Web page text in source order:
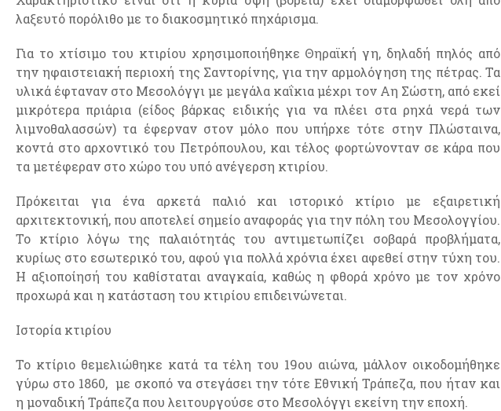
λαξευτό πορόλιθο με το διακοσμητικό πηχάρισμα.
Για το χτίσιμο του κτιρίου χρησιμοποιήθηκε Θηραϊκή γη, δηλαδή πηλός από
την ηφαιστειακή περιοχή της Σαντορίνης, για την αρμολόγηση της πέτρας. Τα
υλικά έφταναν στο Μεσολόγγι με μεγάλα καΐκια μέχρι τον Αη Σώστη, από εκεί
μικρότερα πριάρια (είδος βάρκας ειδικής για να πλέει στα ρηχά νερά των
λιμνοθαλασσών) τα έφερναν στον μόλο που υπήρχε τότε στην Πλώσταινα,
κοντά στο αρχοντικό του Πετρόπουλου, και τέλος φορτώνονταν σε κάρα που
τα μετέφεραν στο χώρο του υπό ανέγερση κτιρίου.
Πρόκειται για ένα αρκετά παλιό και ιστορικό κτίριο με εξαιρετική
αρχιτεκτονική, που αποτελεί σημείο αναφοράς για την πόλη του Μεσολογγίου.
Το κτίριο λόγω της παλαιότητάς του αντιμετωπίζει σοβαρά προβλήματα,
κυρίως στο εσωτερικό του, αφού για πολλά χρόνια έχει αφεθεί στην τύχη του.
Η αξιοποίησή του καθίσταται αναγκαία, καθώς η φθορά χρόνο με τον χρόνο
προχωρά και η κατάσταση του κτιρίου επιδεινώνεται.
Ιστορία κτιρίου
Το κτίριο θεμελιώθηκε κατά τα τέλη του 19ου αιώνα, μάλλον οικοδομήθηκε
γύρω στο 1860, με σκοπό να στεγάσει την τότε Εθνική Τράπεζα, που ήταν και
η μοναδική Τράπεζα που λειτουργούσε στο Μεσολόγγι εκείνη την εποχή.